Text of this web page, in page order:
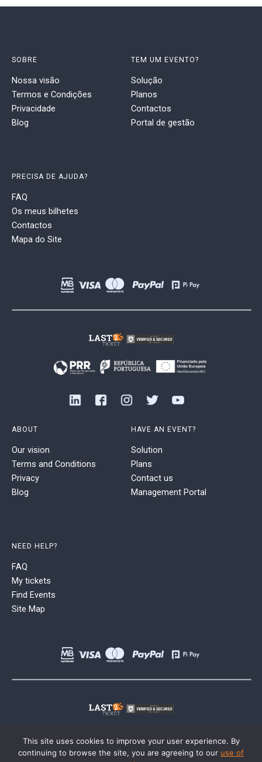
SOBRE
Nossa visão
Termos e Condições
Privacidade
Blog
TEM UM EVENTO?
Solução
Planos
Contactos
Portal de gestão
PRECISA DE AJUDA?
FAQ
Os meus bilhetes
Contactos
Mapa do Site
ABOUT
Our vision
Terms and Conditions
Privacy
Blog
HAVE AN EVENT?
Solution
Plans
Contact us
Management Portal
NEED HELP?
FAQ
My tickets
Find Events
Site Map
This site uses cookies to improve your user experience. By
continuing to browse the site, you are agreeing to our use of